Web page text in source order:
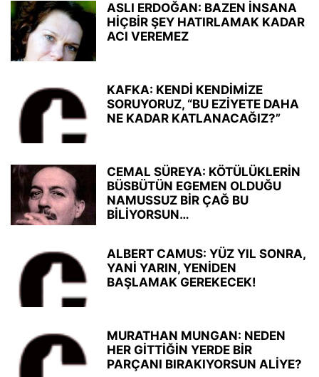
ASLI ERDOĞAN: BAZEN İNSANA
HİÇBİR ŞEY HATIRLAMAK KADAR
ACI VEREMEZ
KAFKA: KENDİ KENDİMİZE
SORUYORUZ, “BU EZİYETE DAHA
NE KADAR KATLANACAĞIZ?”
CEMAL SÜREYA: KÖTÜLÜKLERİN
BÜSBÜTÜN EGEMEN OLDUĞU
NAMUSSUZ BİR ÇAĞ BU
BİLİYORSUN…
ALBERT CAMUS: YÜZ YIL SONRA,
YANİ YARIN, YENİDEN
BAŞLAMAK GEREKECEK!
MURATHAN MUNGAN: NEDEN
HER GİTTİĞİN YERDE BİR
PARÇANI BIRAKIYORSUN ALİYE?